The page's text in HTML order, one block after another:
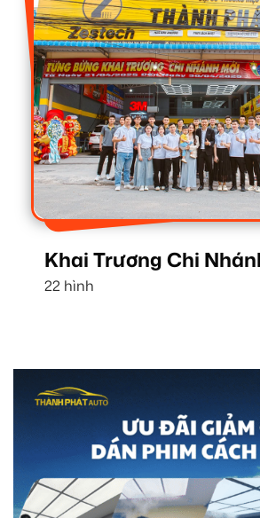
Khai Trương Chi
22 hình